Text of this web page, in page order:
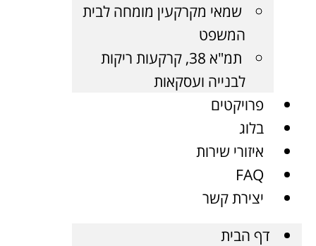
שמאי מקרקעין מומחה לבית
המשפט
תמ"א 38, קרקעות ריקות
לבנייה ועסקאות
פרויקטים
בלוג
איזורי שירות
FAQ
יצירת קשר
דף הבית